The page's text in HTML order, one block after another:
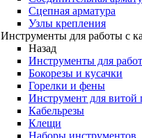
Сцепная арматура
Узлы крепления
Инструменты для работы с
Назад
Инструменты для
Бокорезы и кусачки
Горелки и фены
Инструмент для витой
Кабельрезы
Клещи
Наборы инструментов